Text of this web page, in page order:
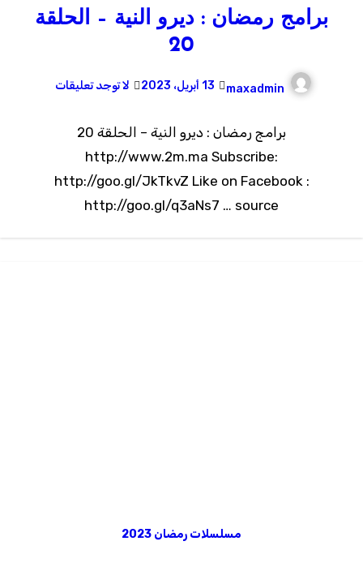
برامج رمضان : ديرو النية – الحلقة
20
maxadmin 13 أبريل، 2023 لا توجد تعليقات
برامج رمضان : ديرو النية – الحلقة 20
http://www.2m.ma Subscribe:
http://goo.gl/JkTkvZ Like on Facebook :
http://goo.gl/q3aNs7 … source
مسلسلات رمضان 2023